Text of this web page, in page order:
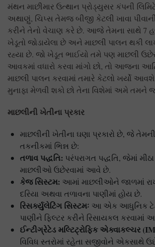
મંથન માછીમાર ઉત્થાન પ્રોડ્યુસર કંપની
અથાણું, ચિપ્સ તેમજ બીજી કેટલી ખાવા
કરીને તેનો વેચાણ કરે છે. આજે તેમના સાથે 7
ખેડૂતો જોડાયેલા છે અને માછલી પાલન થકી
રહ્યા છે. જો ખેડૂત ભાઈયો તમે પણ માછલી ઉછેર
આવકમાં વધારો કરવા માંગો છો, તો આજના
માછલી પાલન કરવામાં તમારે કેટલો ખર્યો
મુનાફા મેળવી શકો છો તેના વિશેમાં અમે તમને
માછલીની ખેતીના પ્રકાર
માછલીની ખેતીના ઘણા પ્રકારો છે, જે
તકનીકમાં ભિન્ન છે:
તળાવ પદ્ધતિ: પરંપરાગત પદ્ધતિ, જેમાં મીઠા
માછલીઓ ઉછેરવામાં આવે છે.
કેજ સિસ્ટમ: આમાં માછલીઓને જાળમાં
દરિયા અથવા તળાવના પાણીમાં હોય છે.
રિસર્ક્યુલેટિંગ સિસ્ટમઃ આ એક આધુનિક
પાણીને ફિલ્ટર કરીને રિસાયકલ કરવામાં
ઈન્ટીગ્રેટેડ મલ્ટિટ્રોફિક એક્વાકલ્ચર (
વિવિધ સ્તરોમાં રહેતા સજીવોને એકસાથે